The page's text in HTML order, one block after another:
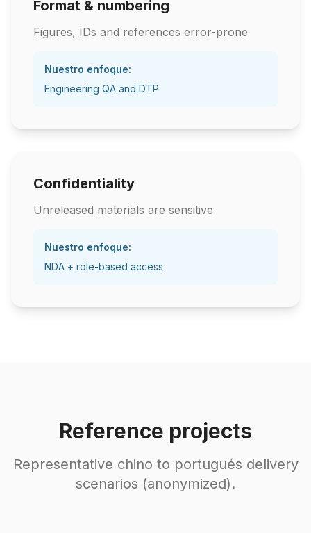
Format & numbering
Figures, IDs and references error-prone
Nuestro enfoque:
Engineering QA and DTP
Confidentiality
Unreleased materials are sensitive
Nuestro enfoque:
NDA + role-based access
Reference projects
Representative chino to portugués delivery
scenarios (anonymized).